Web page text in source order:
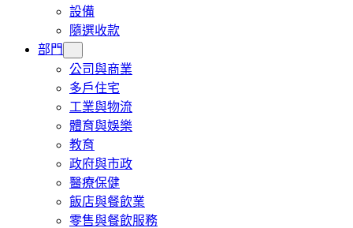
設備
隨選收款
部門
公司與商業
多戶住宅
工業與物流
體育與娛樂
教育
政府與市政
醫療保健
飯店與餐飲業
零售與餐飲服務